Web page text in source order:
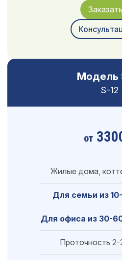
Заказать
Модель
S-12
от
Жилые дома,
Для семьи из
Для офиса из 30-
Проточность 2-